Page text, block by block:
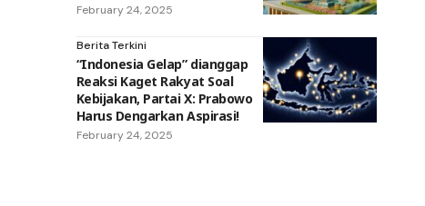
February 24, 2025
Berita Terkini
“Indonesia Gelap” dianggap
Reaksi Kaget Rakyat Soal
Kebijakan, Partai X: Prabowo
Harus Dengarkan Aspirasi!
February 24, 2025